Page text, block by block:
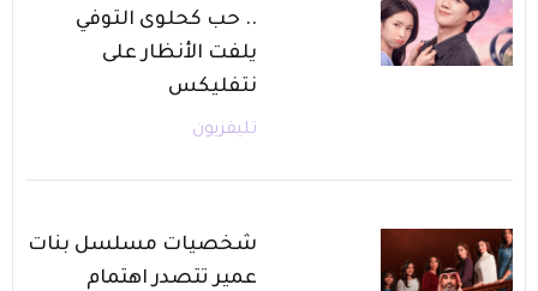
.. حب كحلوى التوفي
يلفت الأنظار على
نتفليكس
تليفزيون
شخصيات مسلسل بنات
عمير تتصدر اهتمام